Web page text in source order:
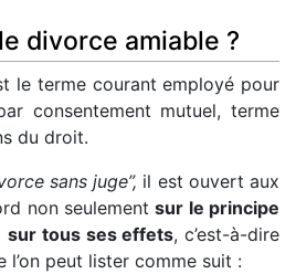
divorce amiable ?
le terme courant employé pour
consentement mutuel, terme
du droit.
sans juge”, il est ouvert aux
non seulementsur le principe
sur tous ses effets, c’est-à-dire
l’on peut lister comme suit :